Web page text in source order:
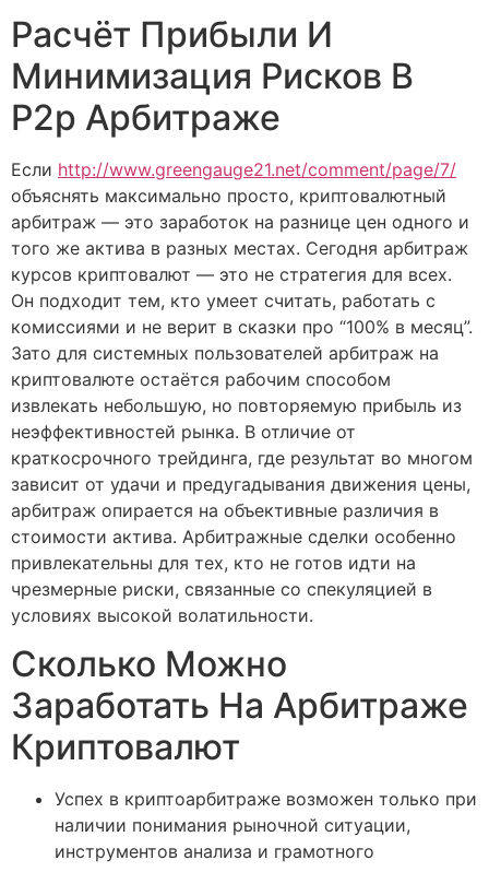
Расчёт Прибыли И
Минимизация Рисков В
P2p Арбитраже
Если http://www.greengauge21.net/comment/page/7/
объяснять максимально просто, криптовалютный
арбитраж — это заработок на разнице цен одного и
того же актива в разных местах. Сегодня арбитраж
курсов криптовалют — это не стратегия для всех.
Он подходит тем, кто умеет считать, работать с
комиссиями и не верит в сказки про “100% в месяц”.
Зато для системных пользователей арбитраж на
криптовалюте остаётся рабочим способом
извлекать небольшую, но повторяемую прибыль из
неэффективностей рынка. В отличие от
краткосрочного трейдинга, где результат во многом
зависит от удачи и предугадывания движения цены,
арбитраж опирается на объективные различия в
стоимости актива. Арбитражные сделки особенно
привлекательны для тех, кто не готов идти на
чрезмерные риски, связанные со спекуляцией в
условиях высокой волатильности.
Сколько Можно
Заработать На Арбитраже
Криптовалют
Успех в криптоарбитраже возможен только при
наличии понимания рыночной ситуации,
инструментов анализа и грамотного